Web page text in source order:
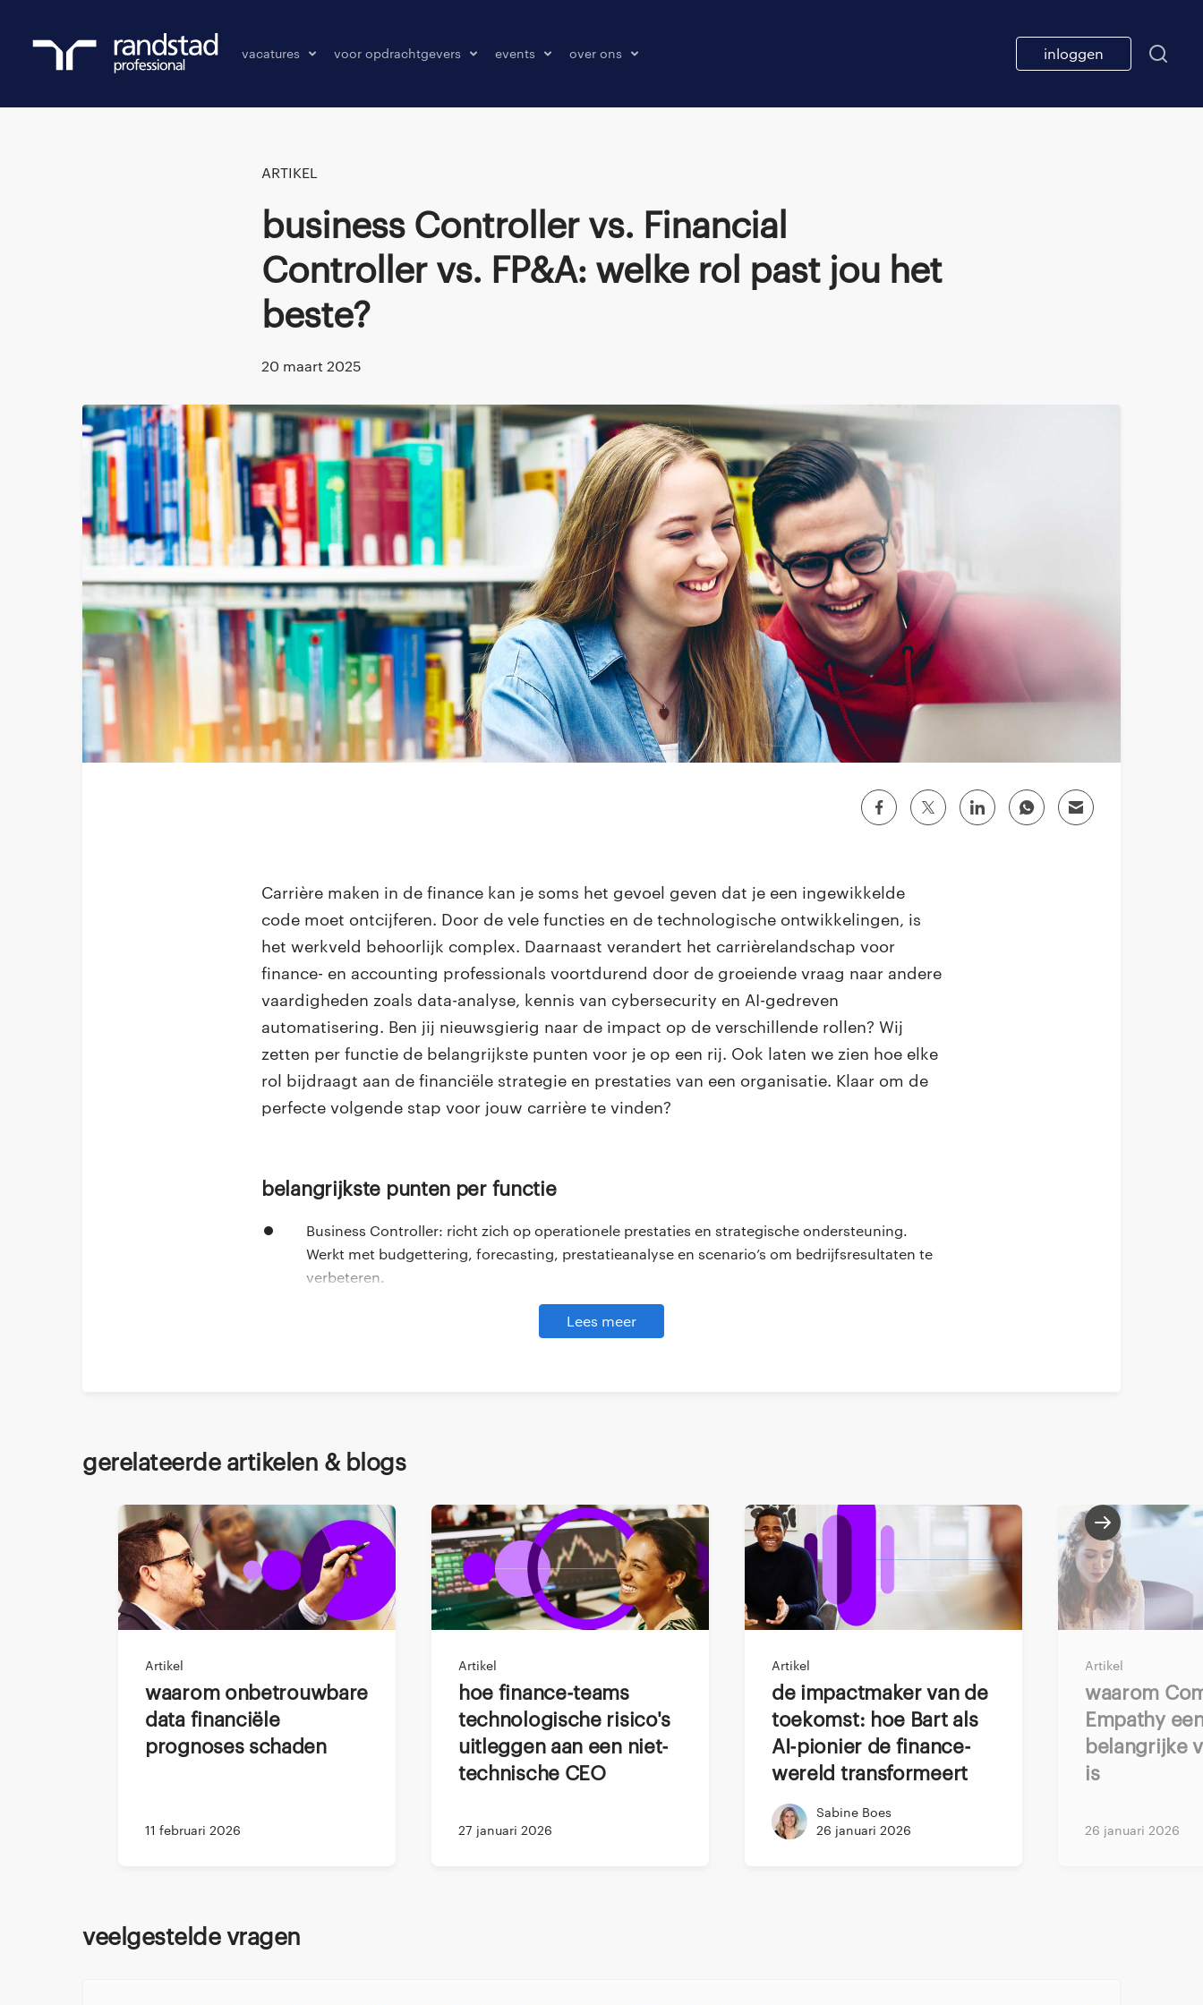
vacatures voor opdrachtgevers events over ons
pers & media
klachten melden
inloggen
ARTIKEL
Business Controller vs. Financial
Controller vs. FP&A: welke rol past jou het
beste?
20 maart 2025
Carrière maken in de finance kan je soms het gevoel geven dat je een ingewikkelde
code moet ontcijferen. Door de vele functies en de technologische ontwikkelingen, is
het werkveld behoorlijk complex. Daarnaast verandert het carrièrelandschap voor
finance- en accounting professionals voortdurend door de groeiende vraag naar andere
vaardigheden zoals data-analyse, kennis van cybersecurity en AI-gedreven
automatisering. Ben jij nieuwsgierig naar de impact op de verschillende rollen? Wij
zetten per functie de belangrijkste punten voor je op een rij. Ook laten we zien hoe elke
rol bijdraagt aan de financiële strategie en prestaties van een organisatie. Klaar om de
perfecte volgende stap voor jouw carrière te vinden?
Belangrijkste punten per functie
Business Controller: richt zich op operationele prestaties en strategische ondersteuning.
Werkt met budgettering, forecasting, prestatieanalyse en scenario’s om bedrijfsresultaten te
verbeteren.
Financial Controller: is verantwoordelijk voor financiële nauwkeurigheid en compliance.
Beheert rapportages, audits en belastingzaken om financiële stabiliteit te waarborgen.
Belangrijkste verschillen
Een Business Controller focust op operationele, korte termijn prestaties, een Financial Controller op
financiële compliance en een FP&A op langetermijnstrategie. Sommige organisaties kennen geen
FP&A en zitten deze taken bij de business controller.
Essentiële vaardigheden
Als Business Controller heb je strategisch inzicht en analytische vaardigheden nodig. Ben je
Financial Controller, dan ligt jouw expertise in accounting en regelgeving. Als FP&A-specialist moet
je sterke data, modellerings- en planningsvaardigheden bezitten.
Wat doet een Business Controller?
Als Business Controller speel je een cruciale rol in de operationele kant van finance. Je bent de
winstgevend verlopen.
Lees meer
Gerelateerde artikelen & blogs
Artikel
Waarom onbetrouwbare
data financiële
prognoses schaden
11 februari 2026
Artikel
Hoe finance-teams
technologische risico's
uitleggen aan een niet-
technische CEO
27 januari 2026
Artikel
De impactmaker van de
toekomst: hoe Bart als
AI-pionier de finance-
wereld transformeert
Sabine Boes
26 januari 2026
Artikel
Waarom Computational
Empathy
belangrijke
is
26 januari 2026
Veelgestelde vragen